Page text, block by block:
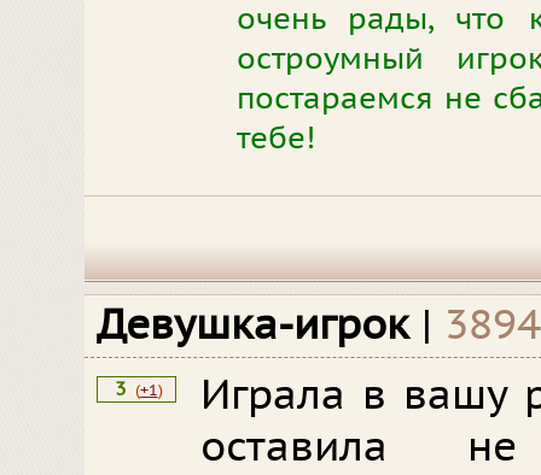
очень рады, что
остроумный
постараемся не
тебе!
Девушка-игрок |
3 (+1)
Играла в вашу
оставила